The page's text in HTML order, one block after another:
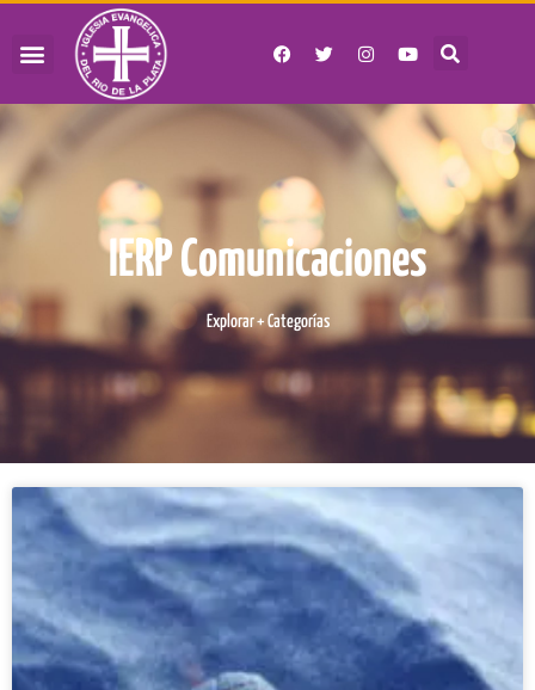
IERP Comunicaciones
Explorar + Categorías